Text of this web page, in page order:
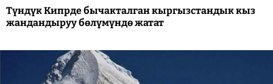
Түндүк Кипрде бычакталган кыргызстандык кыз
жандандыруу бөлүмүндө жатат